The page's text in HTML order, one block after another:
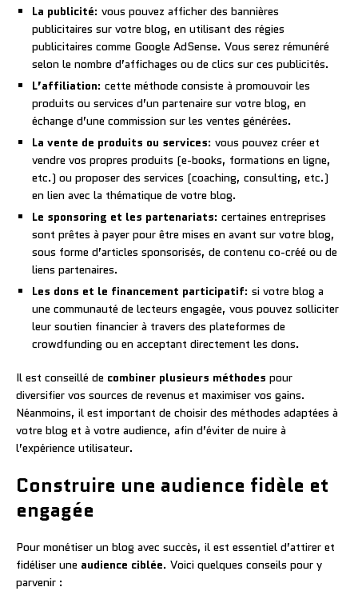
La publicité: vous pouvez afficher des bannières
publicitaires sur votre blog, en utilisant des régies
publicitaires comme Google AdSense. Vous serez rémunéré
selon le nombre d’affichages ou de clics sur ces publicités.
L’affiliation: cette méthode consiste à promouvoir les
produits ou services d’un partenaire sur votre blog, en
échange d’une commission sur les ventes générées.
La vente de produits ou services: vous pouvez créer et
vendre vos propres produits (e-books, formations en ligne,
etc.) ou proposer des services (coaching, consulting, etc.)
en lien avec la thématique de votre blog.
Le sponsoring et les partenariats: certaines entreprises
sont prêtes à payer pour être mises en avant sur votre blog,
sous forme d’articles sponsorisés, de contenu co-créé ou de
liens partenaires.
Les dons et le financement participatif: si votre blog a
une communauté de lecteurs engagée, vous pouvez solliciter
leur soutien financier à travers des plateformes de
crowdfunding ou en acceptant directement les dons.
Il est conseillé de combiner plusieurs méthodes pour
diversifier vos sources de revenus et maximiser vos gains.
Néanmoins, il est important de choisir des méthodes adaptées à
votre blog et à votre audience, afin d’éviter de nuire à
l’expérience utilisateur.
Construire une audience fidèle et
engagée
Pour monétiser un blog avec succès, il est essentiel d’attirer et
fidéliser une audience ciblée. Voici quelques conseils pour y
parvenir :